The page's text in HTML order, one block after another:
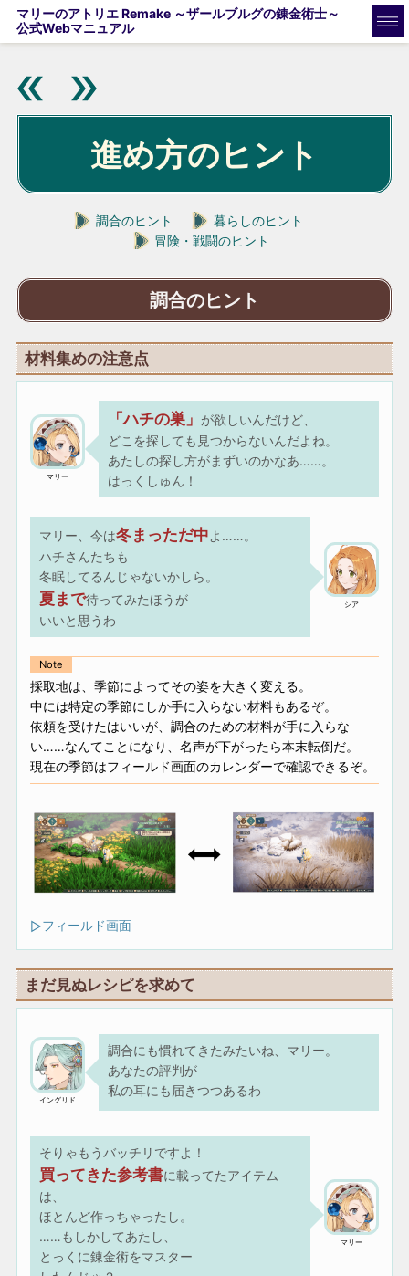
マリーのアトリエ Remake ～ザールブルグの錬金術士～
公式Webマニュアル
進め方のヒント
調合のヒント
暮らしのヒント
冒険・戦闘のヒント
調合のヒント
材料集めの注意点
マリー
「ハチの巣」 が欲しいんだけど、
どこを探しても見つからないんだよね。
あたしの探し方がまずいのかなあ……。
はっくしゅん！
マリー、今は冬まっただ中よ……。
ハチさんたちも
冬眠してるんじゃないかしら。
夏まで待ってみたほうが
いいと思うわ
シア
Note
採取地は、季節によってその姿を大きく変える。
中には特定の季節にしか手に入らない材料もあるぞ。
依頼を受けたはいいが、調合のための材料が手に入らな
い……なんてことになり、名声が下がったら本末転倒だ。
現在の季節はフィールド画面のカレンダーで確認できるぞ。
フィールド画面
まだ見ぬレシピを求めて
イングリド
調合にも慣れてきたみたいね、マリー。
あなたの評判が
私の耳にも届きつつあるわ
そりゃもうバッチリですよ！
買ってきた参考書に載ってたアイテム
は、
ほとんど作っちゃったし。
……もしかしてあたし、
とっくに錬金術をマスター
マリー